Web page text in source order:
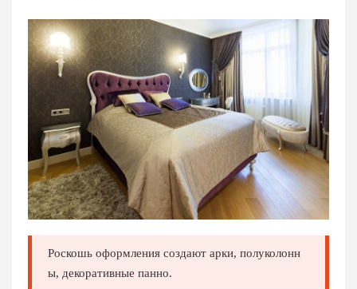
Роскошь оформления создают арки, полуколонн
ы, декоративные панно.